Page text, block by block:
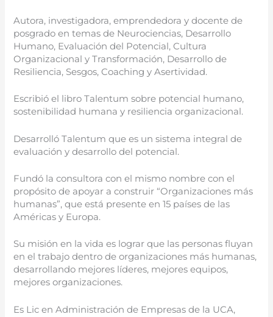
Autora, investigadora, emprendedora y docente de
posgrado en temas de Neurociencias, Desarrollo
Humano, Evaluación del Potencial, Cultura
Organizacional y Transformación, Desarrollo de
Resiliencia, Sesgos, Coaching y Asertividad.
Escribió el libro Talentum sobre potencial humano,
sostenibilidad humana y resiliencia organizacional.
Desarrolló Talentum que es un sistema integral de
evaluación y desarrollo del potencial.
Fundó la consultora con el mismo nombre con el
propósito de apoyar a construir “Organizaciones más
humanas”, que está presente en 15 países de las
Américas y Europa.
Su misión en la vida es lograr que las personas fluyan
en el trabajo dentro de organizaciones más humanas,
desarrollando mejores líderes, mejores equipos,
mejores organizaciones.
Es Lic en Administración de Empresas de la UCA,